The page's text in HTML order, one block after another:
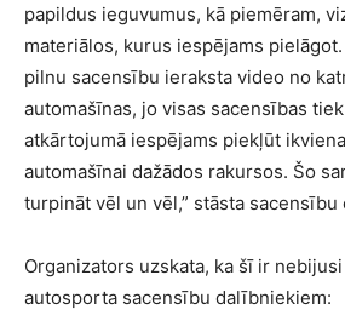
papildus ieguvumus, kā piemēram,
materiālos, kurus iespējams
pilnu sacensību ieraksta video no
automašīnas, jo visas sacensības
atkārtojumā iespējams piekļūt
automašīnai dažādos rakursos. Šo
turpināt vēl un vēl,” stāsta sacensību
Organizators uzskata, ka šī ir
autosporta sacensību dalībniekiem: